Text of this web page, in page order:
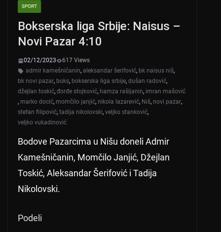
SPORT
Bokserska liga Srbije: Naisus –
Novi Pazar 4:10
02/12/2023
617 Views
admir kamešničanin, aleksandar šerifović, bk naisus niš,
bk novi pazar, boks, bokserska liga srbije, dušan radović,
džejlan toskić, đorđe stojković, hamza rašljanin, imran mašović
, marko docić, momčilo janjić, nikola lazarević, Niš, novi pazar,
stefan filipović, tadija nikolovski, veljko stanković,
veljko vukadinović
Bodove Pazarcima u Nišu doneli Admir
Kamešničanin, Momčilo Janjić, Džejlan
Toskić, Aleksandar Šerifović i Tadija
Nikolovski.
Podeli